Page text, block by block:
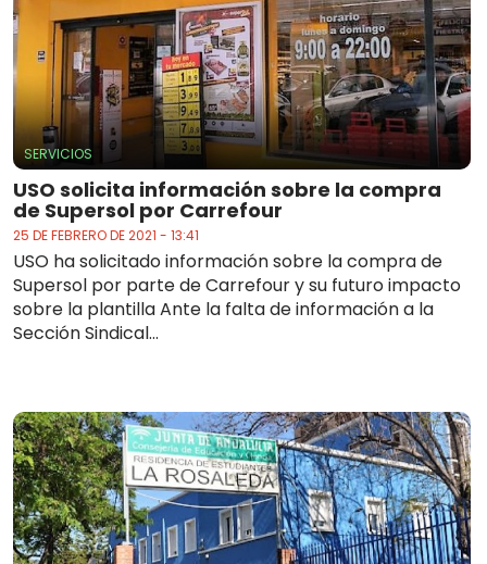
SERVICIOS
USO solicita información sobre la compra
de Supersol por Carrefour
25 DE FEBRERO DE 2021 - 13:41
USO ha solicitado información sobre la compra de
Supersol por parte de Carrefour y su futuro impacto
sobre la plantilla Ante la falta de información a la
Sección Sindical...